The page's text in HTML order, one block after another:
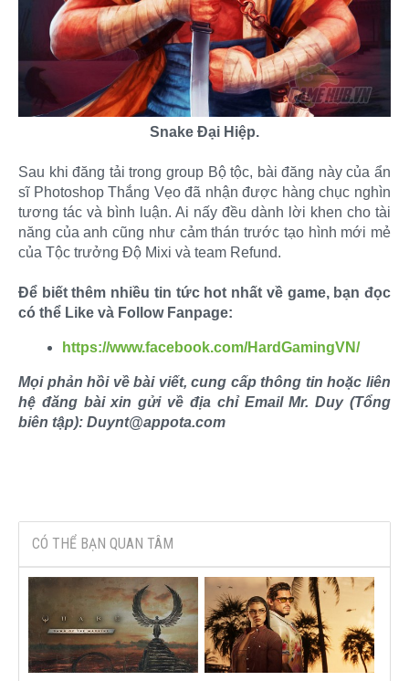
Snake Đại Hiệp.
Sau khi đăng tải trong group Bộ tộc, bài đăng này của ẩn
sĩ Photoshop Thắng Vẹo đã nhận được hàng chục nghìn
tương tác và bình luận. Ai nấy đều dành lời khen cho tài
năng của anh cũng như cảm thán trước tạo hình mới mẻ
của Tộc trưởng Độ Mixi và team Refund.
Để biết thêm nhiều tin tức hot nhất về game, bạn đọc
có thể Like và Follow Fanpage:
https://www.facebook.com/HardGamingVN/
Mọi phản hồi về bài viết, cung cấp thông tin hoặc liên
hệ đăng bài xin gửi về địa chỉ Email Mr. Duy (Tổng
biên tập): Duynt@appota.com
CÓ THỂ BẠN QUAN TÂM